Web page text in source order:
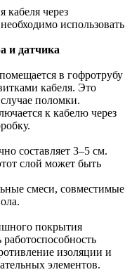
кабеля через
использовать
и датчика
в гофротрубу
кабеля. Это
поломки.
к кабелю через
составляет 3–5 см.
слой может быть
смеси, совместимые
покрытия
изоляции и
элементов.